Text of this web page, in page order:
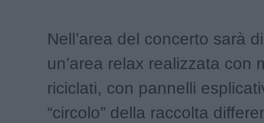
Nell’area del concerto sarà
un’area relax realizzata con
riciclati, con pannelli
“circolo” della raccolta